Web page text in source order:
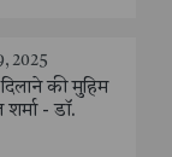
2025
की मुहिम
शर्मा - डॉ.